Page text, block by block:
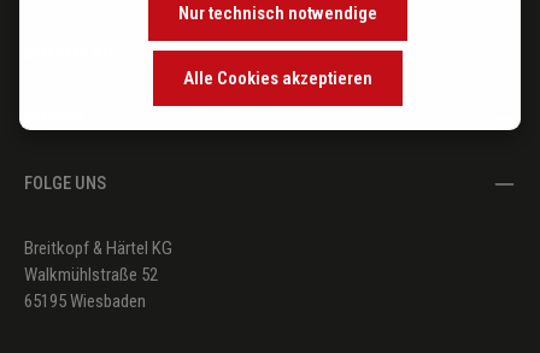
FOLGE UNS
Breitkopf & Härtel KG
Walkmühlstraße 52
65195 Wiesbaden
Nur technisch notwendige
Alle Cookies akzeptieren